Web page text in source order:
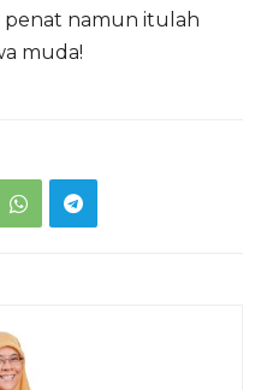
penat namun itulah
muda!